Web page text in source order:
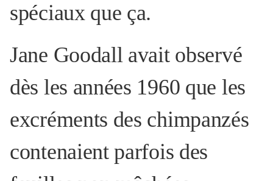
spéciaux que ça.
Jane Goodall avait observé
dès les années 1960 que les
excréments des chimpanzés
contenaient parfois des